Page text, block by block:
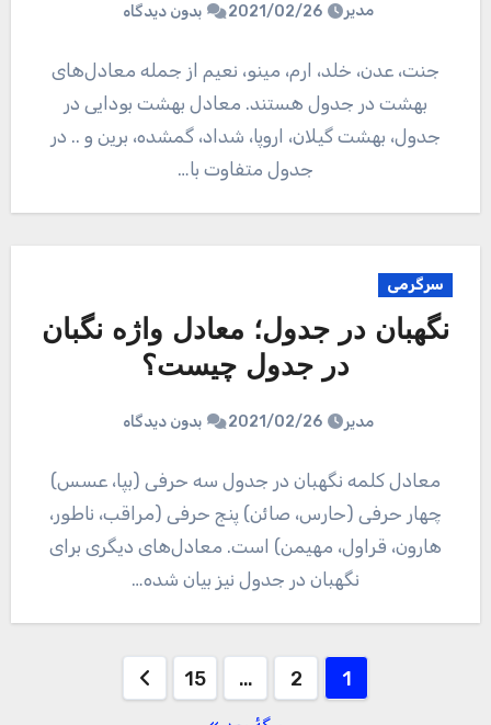
مدیر 2021/02/26 بدون دیدگاه
جنت، عدن، خلد، ارم، مینو، نعیم از جمله معادل‌های
بهشت در جدول هستند. معادل بهشت بودایی در
جدول، بهشت گیلان، اروپا، شداد، گمشده، برین و .. در
جدول متفاوت با…
سرگرمی
نگهبان در جدول؛ معادل واژه نگبان
در جدول چیست؟
مدیر 2021/02/26 بدون دیدگاه
معادل کلمه نگهبان در جدول سه حرفی (بپا، عسس)
چهار حرفی (حارس، صائن) پنج حرفی (مراقب، ناطور،
هارون، قراول، مهیمن) است. معادل‌های دیگری برای
نگهبان در جدول نیز بیان شده…
صفحه‌بندی
1
2
…
15